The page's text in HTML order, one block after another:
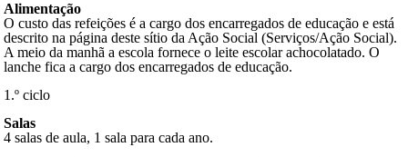
Alimentação
O custo das refeições é a cargo dos encarregados de educação e está
descrito na página deste sítio da Ação Social (Serviços/Ação Social).
A meio da manhã a escola fornece o leite escolar achocolatado. O
lanche fica a cargo dos encarregados de educação.
1.º ciclo
Salas
4 salas de aula, 1 sala para cada ano.